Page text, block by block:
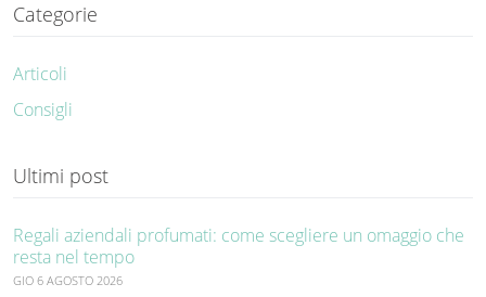
Categorie
Articoli
Consigli
Ultimi post
Regali aziendali profumati: come scegliere un omaggio che
resta nel tempo
GIO 6 AGOSTO 2026